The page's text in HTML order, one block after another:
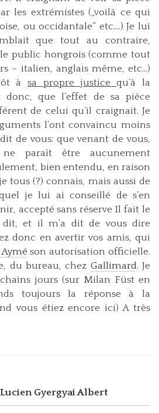
les extrémistes („voilà ce qui
ou occidantale” etc….) Je lui
que tout au contraire,
le public hongrois (comme tout
– italien, anglais même, etc…)
à sa propre justicequ’à la
donc, que l’effet de sa pièce
de celui qu’il craignait. Je
l’ont convaincu moins
de vous: que venant de vous,
paraît être aucunement
bien entendu, en raison
tous (?) connais, mais aussi de
je lui ai conseillé de s’en
accepté sans réserve Il fait le
dit, et il m’a dit de vous dire
donc en avertir vos amis, qui
son autorisation officielle.
du bureau, chez Gallimard. Je
jours (sur Milan Füst en
toujours la réponse à la
vous étiez encore ici) A très
Gyergyai Albert